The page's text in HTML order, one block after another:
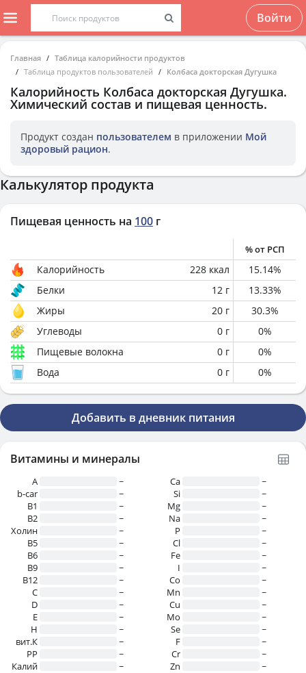
Войти
Главная
Таблица калорийности продуктов
Таблица продуктов пользователей
Колбаса докторская Дугушка
Калорийность Колбаса докторская Дугушка.
Химический состав и пищевая ценность.
Продукт создан пользователем в приложении Мой
здоровый рацион.
Калькулятор продукта
Пищевая ценность на 100 г
% от РСП
Калорийность 228 ккал 15.14%
Белки
12 г 13.33%
Жиры
20 г 30.3%
Углеводы
0 г 0%
Пищевые волокна
0 г 0%
Вода
0 г 0%
Добавить в дневник питания
Витамины и минералы
A
~
b-car
~
В1
~
B2
~
Холин
~
B5
~
B6
~
B9
~
B12
~
C
~
D
~
E
~
H
~
вит.К
~
PP
~
Калий
~
Ca
~
Si
~
Mg
~
Na
~
P
~
Cl
~
Fe
~
I
~
Co
~
Mn
~
Cu
~
Mo
~
Se
~
F
~
Cr
~
Zn
~